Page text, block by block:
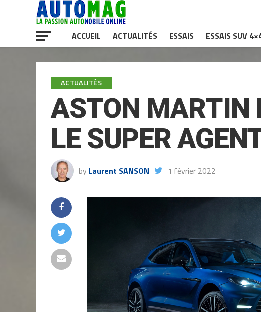
ACCUEIL ACTUALITÉS ESSAIS ESSAIS SUV
ACTUALITÉS
ASTON MARTIN
LE SUPER
by Laurent SANSON 1 février 2022